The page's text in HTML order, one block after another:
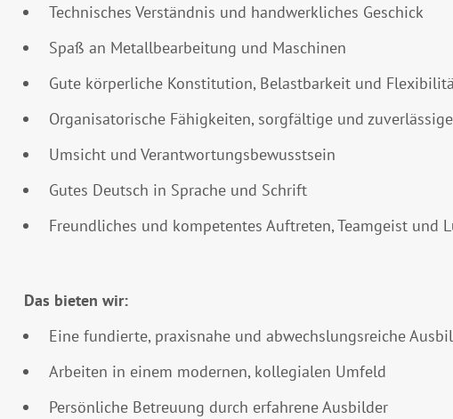
Technisches Verständnis und handwerkliches Geschick
Spaß an Metallbearbeitung und Maschinen
Gute körperliche Konstitution, Belastbarkeit und
Organisatorische Fähigkeiten, sorgfältige und
Umsicht und Verantwortungsbewusstsein
Gutes Deutsch in Sprache und Schrift
Freundliches und kompetentes Auftreten, Teamgeist und
Das bieten wir:
Eine fundierte, praxisnahe und abwechslungsreiche
Arbeiten in einem modernen, kollegialen Umfeld
Persönliche Betreuung durch erfahrene Ausbilder